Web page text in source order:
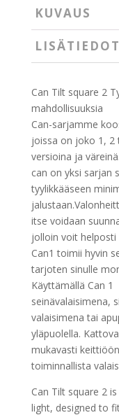
KUVAUS
LISÄTIEDOT
Can Tilt square 2
mahdollisuuksia
Can-sarjamme
joissa on joko 1, 2
versioina ja väreinä.
can on yksi sarjan
tyylikkääseen
itse voidaan
jolloin voit helposti
Can1 toimii hyvin
tarjoten sinulle
Käyttämällä Can 1
seinävalaisimena,
valaisimena tai
yläpuolella.
mukavasti
toiminnallista
Can Tilt square 2
light, designed to